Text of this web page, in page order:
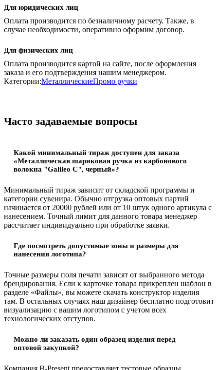
Для юридических лиц
Оплата производится по безналичному расчету. Также, в
случае необходимости, оперативно оформим договор.
Для физических лиц
Оплата производится картой на сайте, после оформления
заказа и его подтверждения нашим менеджером.
Категории:МеталлическиеПромо ручки
Часто задаваемые вопросы
Какой минимальный тираж доступен для заказа
«Металлическая шариковая ручка из карбонового
волокна "Galileo C", черный»?
Минимальный тираж зависит от складской программы и
категории сувенира. Обычно отгрузка оптовых партий
начинается от 20000 рублей или от 10 штук одного артикула с
нанесением. Точный лимит для данного товара менеджер
рассчитает индивидуально при обработке заявки.
Где посмотреть допустимые зоны и размеры для
нанесения логотипа?
Точные размеры поля печати зависят от выбранного метода
брендирования. Если к карточке товара прикреплен шаблон в
разделе «Файлы», вы можете скачать конструктор изделия
там. В остальных случаях наш дизайнер бесплатно подготовит
визуализацию с вашим логотипом с учетом всех
технологических отступов.
Можно ли заказать один образец изделия перед
оптовой закупкой?
Компания B-Present предоставляет тестовые образцы